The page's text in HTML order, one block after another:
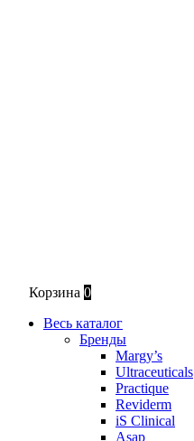
Корзина 0
Весь каталог
Бренды
Margy’s
Ultraceuticals
Practique
Reviderm
iS Clinical
Asap